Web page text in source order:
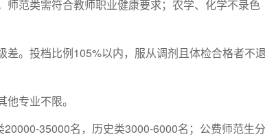
师范类需符合教师职业健康要求；农学、化学不录色
差。投档比例105%以内，服从调剂且体检合格者不
专业不限。
35000名，历史类3000-6000名；公费师范生分